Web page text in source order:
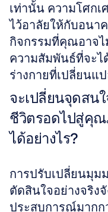
เท่านั้น ความโศกเ
ไว้อาลัยให้กับอนา
กิจกรรมที่คุณอาจไ
ความสัมพันธ์ที่จะไ
ร่างกายที่เปลี่ยนแ
จะเปลี่ยนจุดสน
ชีวิตรอดไปสู่คุณ
ได้อย่างไร?
การปรับเปลี่ยนมุม
ตัดสินใจอย่างจริง
ประสบการณ์มาก